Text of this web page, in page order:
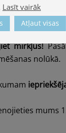
ņemiet vērā,
patur
mirkļus!
nolūkā.
mums
Lasīt vairāk
Atļaut visas